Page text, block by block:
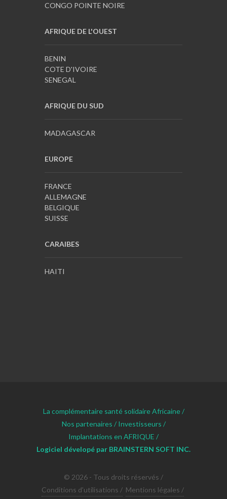
CONGO POINTE NOIRE
AFRIQUE DE L'OUEST
BENIN
COTE D'IVOIRE
SENEGAL
AFRIQUE DU SUD
MADAGASCAR
EUROPE
FRANCE
ALLEMAGNE
BELGIQUE
SUISSE
CARAIBES
HAITI
La complémentaire santé solidaire Africaine /
Nos partenaires / Investisseurs /
Implantations en AFRIQUE /
Logiciel dévelopé par BRAINSTERN SOFT INC.
© 2026 - Tous droits réservés /
Conditions d'utilisations / Mentions légales /